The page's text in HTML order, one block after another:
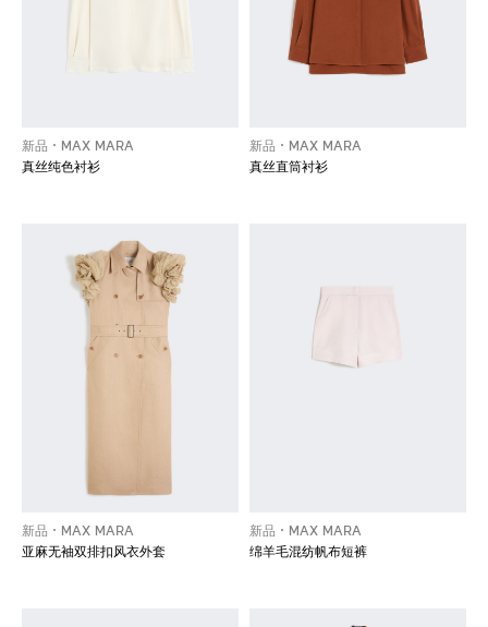
新品
MAX MARA
真丝纯色衬衫
新品
MAX MARA
真丝直筒衬衫
新品
MAX MARA
亚麻无袖双排扣风衣外套
新品
MAX MARA
绵羊毛混纺帆布短裤